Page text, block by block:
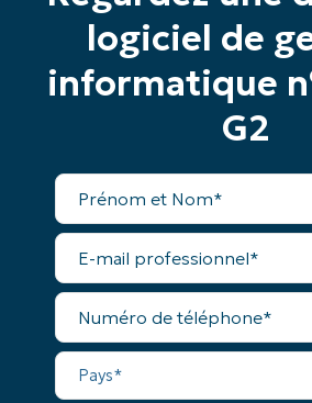
logiciel de
informatique
G2
Prénom
Nom*
E-
mail
professionnel*
Numéro
téléphone*
Pays*